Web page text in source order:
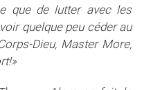
que de lutter avec les
quelque peu céder au
Dieu, Master More,